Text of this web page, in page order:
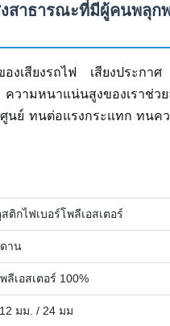
สาธารณะที่มีผู้คนพลุก
องเสียงรถไฟ เสียงประก
วามหนาแน่นสูงของเราช่ว
ย์ ทนต่อแรงกระแทก ทนค
ติกไฟเบอร์โพลีเอสเตอร์
าน
ลีเอสเตอร์ 100%
มม. / 24 มม